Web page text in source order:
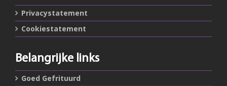
Privacystatement
Cookiestatement
Belangrijke links
Goed Gefrituurd